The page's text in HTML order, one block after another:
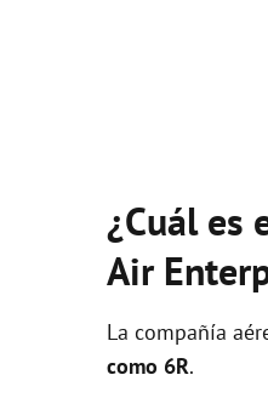
¿Cuál es
Air
La compañía
como 6R.